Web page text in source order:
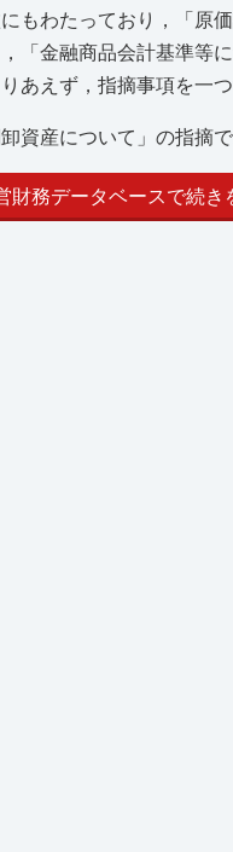
もわたっており，「原
「金融商品会計基準等
あえず，指摘事項を一
資産について」の指摘
財務データベースで続き